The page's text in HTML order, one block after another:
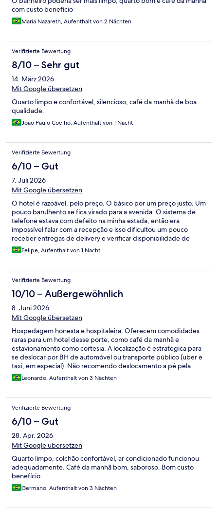
com custo benefício
Maria Nazareth, Aufenthalt von 2 Nächten
Verifizierte Bewertung
8/10 – Sehr gut
14. März 2026
Mit Google übersetzen
Quarto limpo e confortável, silencioso, café da manhã de boa
qualidade.
Joao Paulo Coelho, Aufenthalt von 1 Nacht
Verifizierte Bewertung
6/10 – Gut
7. Juli 2026
Mit Google übersetzen
O hotel é razoável, pelo preço. O básico por um preço justo. Um
pouco barulhento se fica virado para a avenida. O sistema de
telefone estava com defeito na minha estada, então era
impossível falar com a recepção e isso dificultou um pouco
receber entregas de delivery e verificar disponibilidade de
checkout tardio.
Felipe, Aufenthalt von 1 Nacht
Verifizierte Bewertung
10/10 – Außergewöhnlich
8. Juni 2026
Mit Google übersetzen
Hospedagem honesta e hospitaleira. Oferecem comodidades
raras para um hotel desse porte, como café da manhã e
estavionamento como cortesia. A localização é estrategica para
se deslocar por BH de automóvel ou transporte público (uber e
taxi, em especial). Não recomendo deslocamento a pé pela
região.Leonardo, Aufenthalt von 3 Nächten
Verifizierte Bewertung
6/10 – Gut
28. Apr. 2026
Mit Google übersetzen
Quarto limpo, colchão confortável, ar condicionado funcionou
adequadamente. Café da manhã bom, saboroso. Bom custo
benefício.
Germano, Aufenthalt von 3 Nächten